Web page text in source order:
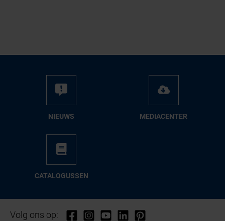
NIEUWS ME­DIA­CEN­TER
CA­TA­LO­GUS­SEN
Volg ons op: